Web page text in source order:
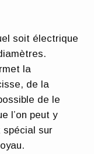
soit électrique
la
de la
de le
l’on peut y
spécial sur